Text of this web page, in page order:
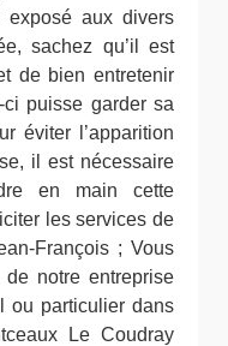
exposé aux divers
sachez qu’il est
de bien entretenir
puisse garder sa
éviter l’apparition
il est nécessaire
en main cette
les services de
François ; Vous
notre entreprise
ou particulier dans
Le Coudray